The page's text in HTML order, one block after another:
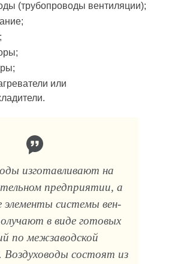
(трубопро­воды вентиляции);
или
изготавлива­ют на
предприятии, а
элементы системы вен­
в виде готовых
по межзаводской
Воздуховоды состоят из